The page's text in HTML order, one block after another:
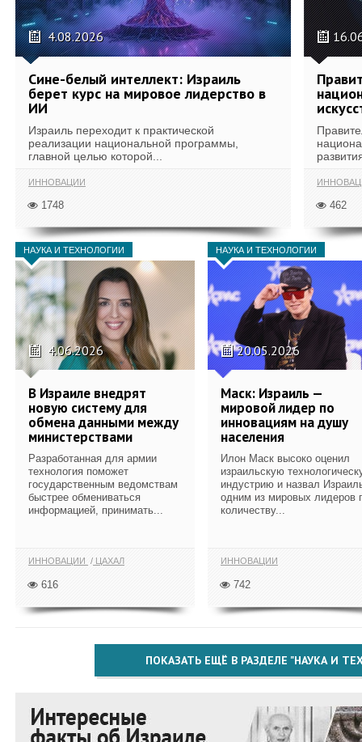
4.08.2026
Сине-белый интеллект: Израиль
берет курс на мировое лидерство в
ИИ
Израиль переходит к практической
реализации национальной программы,
главной целью которой...
ИННОВАЦИИ
1748 462
НАУКА И ТЕХНОЛОГИИ
4.06.2026
В Израиле внедрят
новую систему для
обмена данными между
министерствами
Разработанная для армии
технология поможет
государственным ведомствам
быстрее обмениваться
информацией, принимать...
ИННОВАЦИИ ЦАХАЛ
616
НАУКА И ТЕХНОЛОГИИ
20.05.2026
Маск: Израиль —
мировой лидер по
инновациям на душу
населения
Илон Маск высоко оценил
израильскую
индустрию и назвал
одним из мировых лидеров
количеству...
ИННОВАЦИИ
742
ПОКАЗАТЬ ЕЩЁ В РАЗДЕЛЕ "НАУКА И